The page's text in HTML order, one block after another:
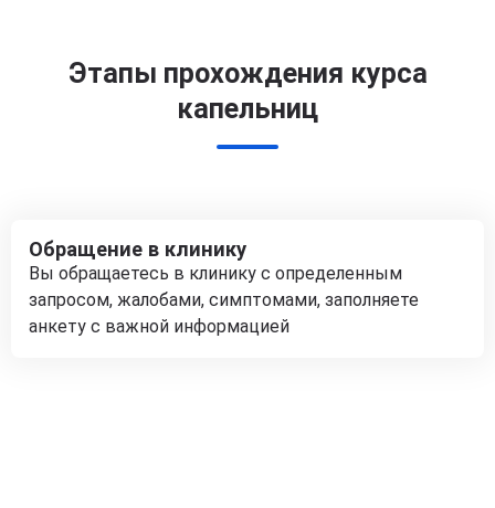
Этапы прохождения курса
капельниц
Обращение в клинику
Вы обращаетесь в клинику с определенным
запросом, жалобами, симптомами, заполняете
анкету с важной информацией